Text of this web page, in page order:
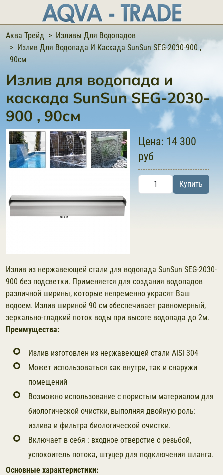
Аква Трейд
Изливы Для Водопадов
Излив Для Водопада И Каскада SunSun SEG-2030-900 ,
90см
Излив для водопада и
каскада SunSun SEG-2030-
900 , 90см
Цена: 14 300
руб
Купить
Излив из нержавеющей стали для водопада SunSun SEG-2030-
900 без подсветки. Применяется для создания водопадов
различной ширины, которые непременно украсят Ваш
водоем. Излив шириной 90 см обеспечивает равномерный,
зеркально-гладкий поток воды при высоте водопада до 2м.
Преимущества:
Излив изготовлен из нержавеющей стали AISI 304
Может использоваться как внутри, так и снаружи
помещений
Возможно использование с пористым материалом для
биологической очистки, выполняя двойную роль:
излива и фильтра биологической очистки.
Включает в себя : входное отверстие с резьбой,
успокоитель потока, штуцер для подключения шланга.
Основные характеристики: